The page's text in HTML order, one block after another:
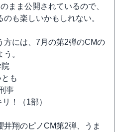
まま公開されているので、
も楽しいかもしれない。
方には、7月の第2弾のCMの
。
も
事
！（1部）
翔のピノCM第2弾、うま